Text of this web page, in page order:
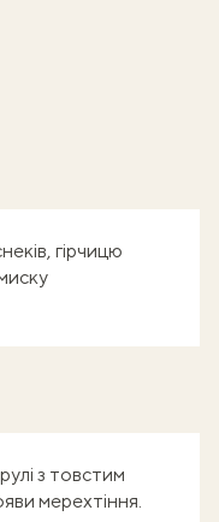
гірчицю
з товстим
мерехтіння.